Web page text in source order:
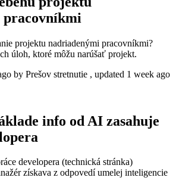
projektu nadriadenými pracovníkmi?
úloh, ktoré môžu narúšať projekt.
by Prešov stretnutie , updated 1 week ago
info od AI zasahuje
developera (technická stránka)
získava z odpovedí umelej inteligencie